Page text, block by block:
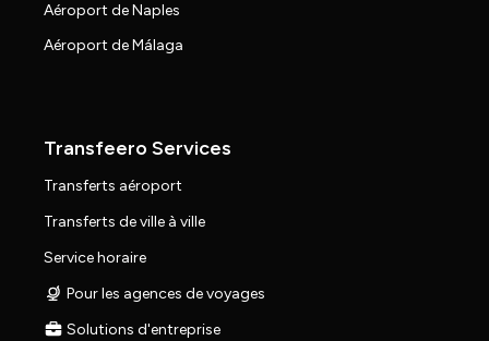
Aéroport de Naples
Aéroport de Málaga
Transfeero Services
Transferts aéroport
Transferts de ville à ville
Service horaire
Pour les agences de voyages
Solutions d'entreprise